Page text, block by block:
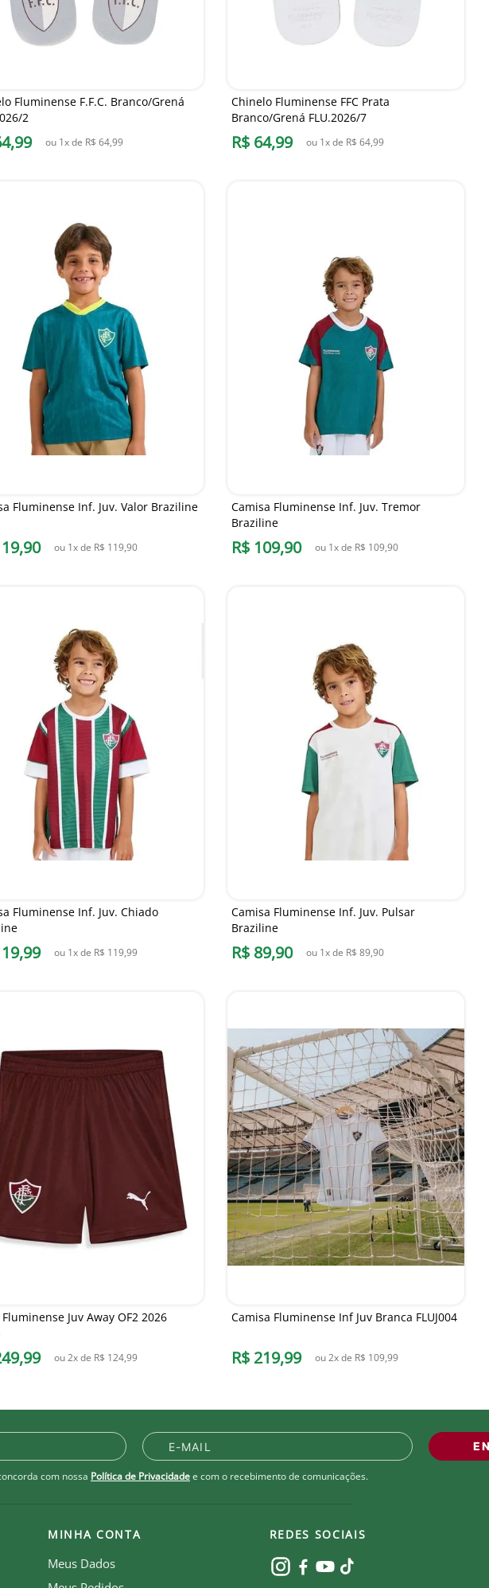
Fluminense F.F.C. Branco/Grená
2
,99 ou 1x de R$ 64,99
Chinelo Fluminense FFC Prata
Branco/Grená FLU.2026/7
R$ 64,99 ou 1x de R$ 64,99
Fluminense Inf. Juv. Valor Braziline
,90 ou 1x de R$ 119,90
Camisa Fluminense Inf. Juv. Tremor
Braziline
R$ 109,90 ou 1x de R$ 109,90
Fluminense Inf. Juv. Chiado
,99 ou 1x de R$ 119,99
Camisa Fluminense Inf. Juv. Pulsar
Braziline
R$ 89,90 ou 1x de R$ 89,90
Juv Away OF2 2026
,99 ou2x de R$ 124,99
Camisa Fluminense Inf Juv Branca FLUJ004
R$ 219,99 ou2x de R$ 109,99
com nossa Política de Privacidadee com o recebimento de comunicações.
MINHA CONTA
Meus Dados
REDES SOCIAIS